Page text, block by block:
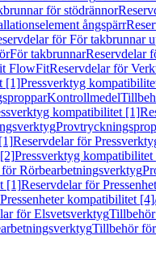
för stödrännor
ångspärr
för För takbrunnar
För takbrunnarReservdelar
FlowFitReservdelar för
[1]Pressverktyg
Kontrollmedel
kompatibilitet [1]
Reservdelar för
Pressverktyg
Rörbearbetningsverktyg
[1]Reservdelar för
Pressenheter kompatibilitet
för Elsvetsverktyg
Tillbehör för